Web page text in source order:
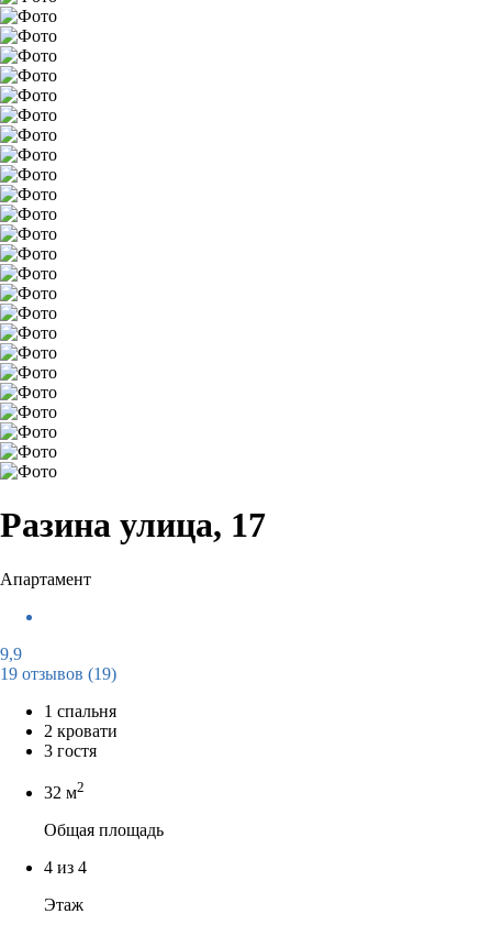
Разина улица, 17
Апартамент
9,9
19 отзывов (19)
1 спальня
2 кровати
3 гостя
32 м2
Общая площадь
4 из 4
Этаж